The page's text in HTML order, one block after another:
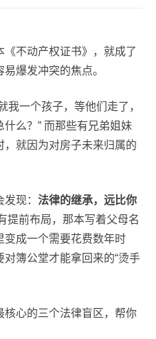
不动产权证书》，就成了
爆发冲突的焦点。
我一个孩子，等他们走了，
么？” 而那些有兄弟姐妹
就因为对房子未来归属的
现： 法律的继承，远比你
提前布局，那本写着父母名
变成一个需要花费数年时
簿公堂才能拿回来的“烫手
心的三个法律盲区，帮你